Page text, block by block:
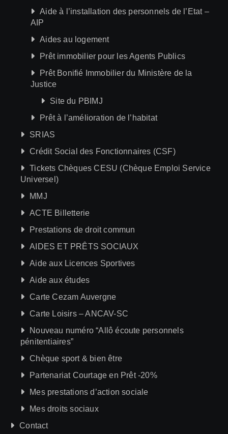
Aide à l’installation des personnels de l’Etat –
AIP
Aides au logement
Prêt immobilier pour les Agents Publics
Prêt Bonifié Immobilier du Ministère de la
Justice
Site du PBIMJ
Prêt à l’amélioration de l’habitat
SRIAS
Crédit Social des Fonctionnaires (CSF)
Tickets Chèques CESU (Chèque Emploi Service
Universel)
MMJ
ACTE Billetterie
Prestations de droit commun
AIDES ET PRÊTS SOCIAUX
Aide aux Licences Sportives
Aide aux études
Carte Cezam Auvergne
Carte Loisirs – ANCAV-SC
Nouveau numéro “Allô écoute personnels
pénitentiaires”
Chèque sport & bien être
Partenariat Courtage en Prêt -20%
Mes prestations d’action sociale
Mes droits sociaux
Contact